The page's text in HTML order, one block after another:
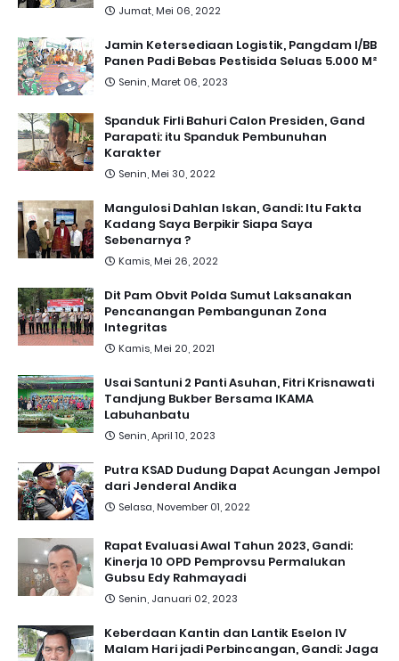
Jumat, Mei 06, 2022
Jamin Ketersediaan Logistik, Pangdam I/BB
Panen Padi Bebas Pestisida Seluas 5.000 M²
Senin, Maret 06, 2023
Spanduk Firli Bahuri Calon Presiden, Gand
Parapati: itu Spanduk Pembunuhan
Karakter
Senin, Mei 30, 2022
Mangulosi Dahlan Iskan, Gandi: Itu Fakta
Kadang Saya Berpikir Siapa Saya
Sebenarnya ?
Kamis, Mei 26, 2022
Dit Pam Obvit Polda Sumut Laksanakan
Pencanangan Pembangunan Zona
Integritas
Kamis, Mei 20, 2021
Usai Santuni 2 Panti Asuhan, Fitri Krisnawati
Tandjung Bukber Bersama IKAMA
Labuhanbatu
Senin, April 10, 2023
Putra KSAD Dudung Dapat Acungan Jempol
dari Jenderal Andika
Selasa, November 01, 2022
Rapat Evaluasi Awal Tahun 2023, Gandi:
Kinerja 10 OPD Pemprovsu Permalukan
Gubsu Edy Rahmayadi
Senin, Januari 02, 2023
Keberdaan Kantin dan Lantik Eselon IV
Malam Hari jadi Perbincangan, Gandi: Jaga